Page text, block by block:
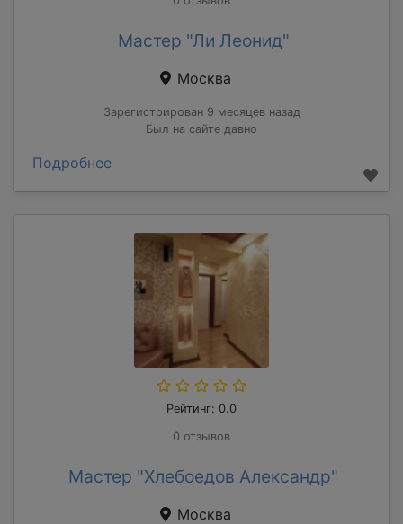
Мастер "Ли Леонид"
Москва
Зарегистрирован 9 месяцев назад
Был на сайте давно
Подробнее
Рейтинг: 0.0
0 отзывов
Мастер "Хлебоедов Александр"
Москва